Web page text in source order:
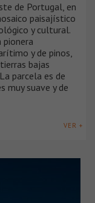
de Portugal, en
paisajístico
y cultural.
y de pinos,
bajas
parcela es de
muy suave y de
VER +